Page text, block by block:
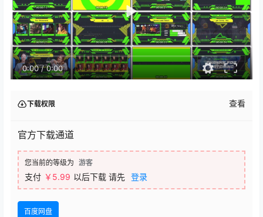
0:00/0:00
下载权限 查看
官方下载通道
您当前的等级为 游客
支付 ￥ 5.99 以后下载 请先 登录
百度网盘